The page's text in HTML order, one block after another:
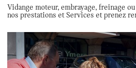
Vidange moteur, embrayage, freinage
nos prestations et Services et prenez